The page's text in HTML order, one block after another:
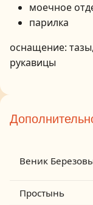
моечное
парилка
оснащение:
рукавицы
Веник
Простынь